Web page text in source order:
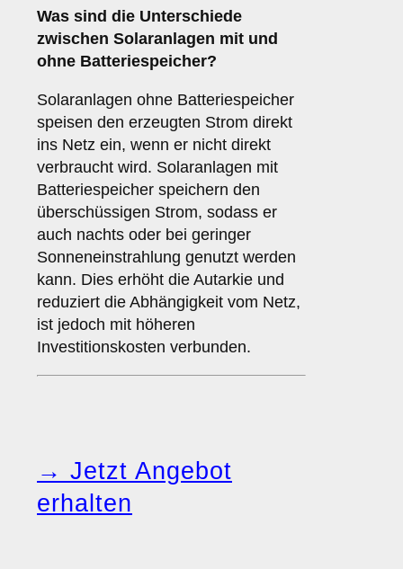
Was sind die Unterschiede
zwischen Solaranlagen mit und
ohne Batteriespeicher?
Solaranlagen ohne Batteriespeicher
speisen den erzeugten Strom direkt
ins Netz ein, wenn er nicht direkt
verbraucht wird. Solaranlagen mit
Batteriespeicher speichern den
überschüssigen Strom, sodass er
auch nachts oder bei geringer
Sonneneinstrahlung genutzt werden
kann. Dies erhöht die Autarkie und
reduziert die Abhängigkeit vom Netz,
ist jedoch mit höheren
Investitionskosten verbunden.
→ Jetzt Angebot
erhalten